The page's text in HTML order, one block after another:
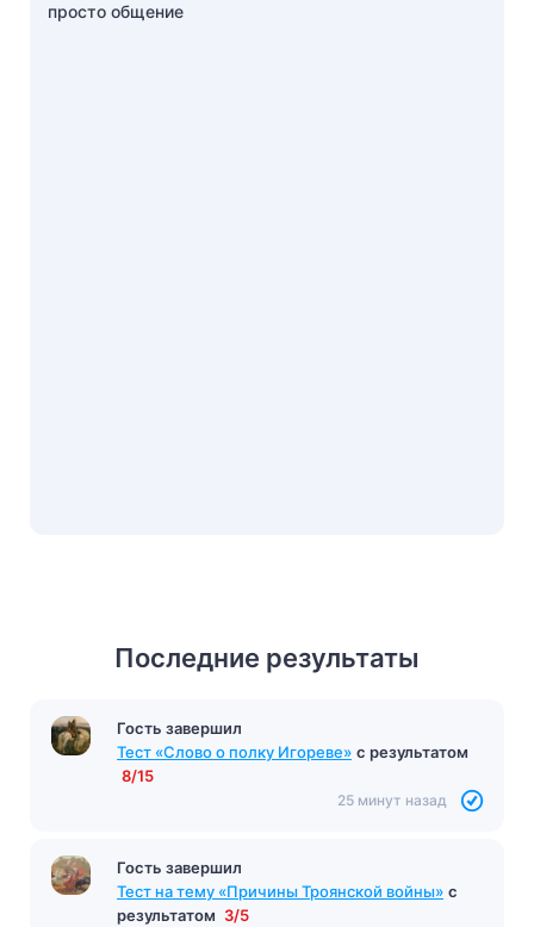
Последние результаты
Гость завершил
Тест «Слово о полку Игореве» с результатом
8/15
25 минут назад
Гость завершил
Тест на тему «Причины Троянской войны» с
результатом 3/5
просто общение